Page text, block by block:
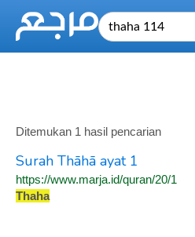
Ditemukan 1 hasil pencarian
Surah Thāhā ayat 1
https://www.marja.id/quran/20/1
Thaha